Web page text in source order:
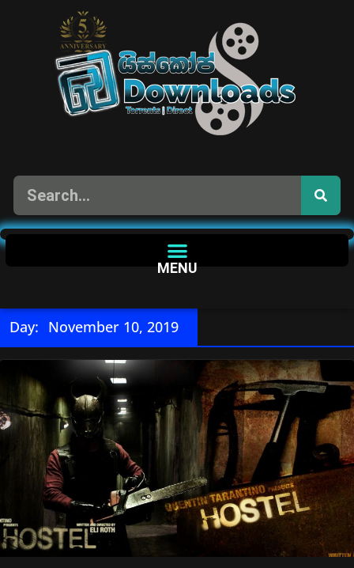
MENU
Day: November 10, 2019